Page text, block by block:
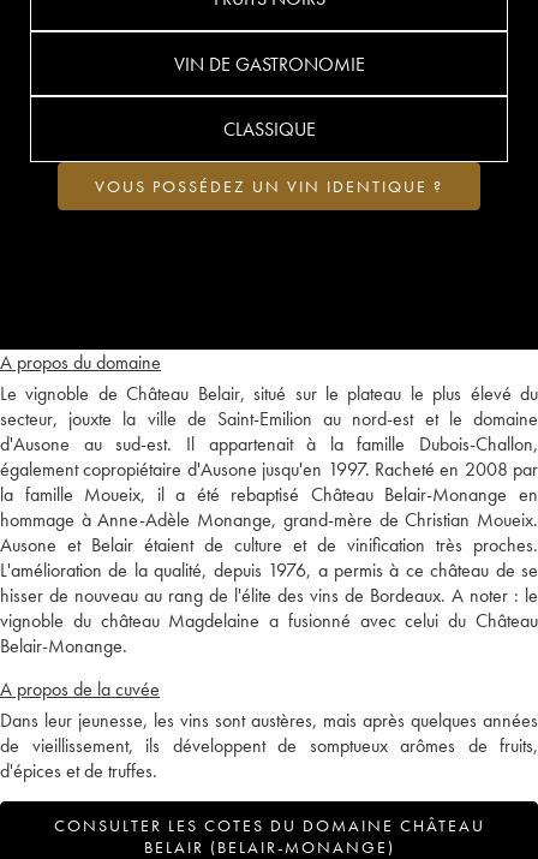
A propos du domaine
Le vignoble de Château Belair, situé sur le plateau le plus élevé du
secteur, jouxte la ville de Saint-Emilion au nord-est et le domaine
d'Ausone au sud-est. Il appartenait à la famille Dubois-Challon,
également copropiétaire d'Ausone jusqu'en 1997. Racheté en 2008 par
la famille Moueix, il a été rebaptisé Château Belair-Monange en
hommage à Anne-Adèle Monange, grand-mère de Christian Moueix.
Ausone et Belair étaient de culture et de vinification très proches.
L'amélioration de la qualité, depuis 1976, a permis à ce château de se
hisser de nouveau au rang de l'élite des vins de Bordeaux. A noter : le
vignoble du château Magdelaine a fusionné avec celui du Château
Belair-Monange.
A propos de la cuvée
Dans leur jeunesse, les vins sont austères, mais après quelques années
de vieillissement, ils développent de somptueux arômes de fruits,
d'épices et de truffes.
CONSULTER LES COTES DU DOMAINE CHÂTEAU
BELAIR (BELAIR-MONANGE)
VIN DE GASTRONOMIE
CLASSIQUE
VOUS POSSÉDEZ UN VIN IDENTIQUE ?